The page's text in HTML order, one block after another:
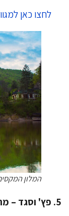
לחצו כאן
המלון המקסים